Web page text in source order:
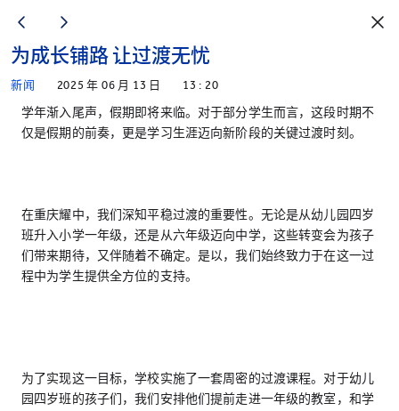
为成长铺路 让过渡无忧
新闻 2025 年 06 月 13 日 13 : 20
学年渐入尾声，假期即将来临。对于部分学生而言，这段时期不
仅是假期的前奏，更是学习生涯迈向新阶段的关键过渡时刻。
在重庆耀中，我们深知平稳过渡的重要性。无论是从幼儿园四岁
班升入小学一年级，还是从六年级迈向中学，这些转变会为孩子
们带来期待，又伴随着不确定。是以，我们始终致力于在这一过
程中为学生提供全方位的支持。
为了实现这一目标，学校实施了一套周密的过渡课程。对于幼儿
园四岁班的孩子们，我们安排他们提前走进一年级的教室，和学